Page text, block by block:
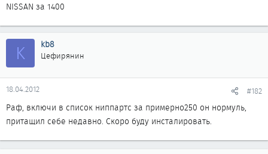
NISSAN за 1400
K kb8
Цефирянин
18.04.2012 #182
Раф, включи в список ниппартс за примерно250 он нормуль,
притащил себе недавно. Скоро буду инсталировать.